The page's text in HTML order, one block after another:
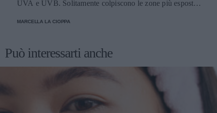
UVA e UVB. Solitamente colpiscono le zone più esposte,
attenuarle e i prodotti migliori per schiarirle.
MARCELLA LA CIOPPA
Può interessarti anche